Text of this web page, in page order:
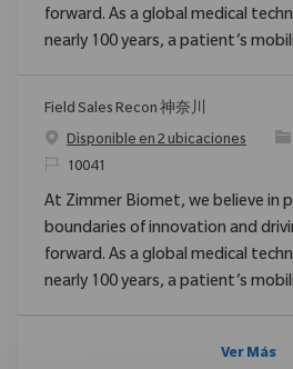
forward. As a global medical
nearly 100 years, a patient’s
Field Sales Recon 神奈川
Disponible en 2 ubicaciones
ReqId10041
At Zimmer Biomet, we believe in
boundaries of innovation and
forward. As a global medical
nearly 100 years, a patient’s
Ver Más